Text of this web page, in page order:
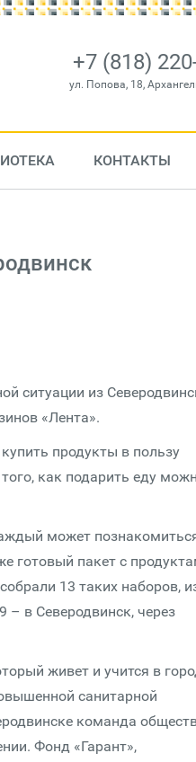
+7 (818)
ул. Попова, 18,
КОНТАКТЫ
ситуации из
«Лента».
продукты в пользу
как подарить еду
может
готовый пакет с
13 таких наборов,
– в Северодвинск, через
живет и учится в
санитарной
команда
Фонд «Гарант»,